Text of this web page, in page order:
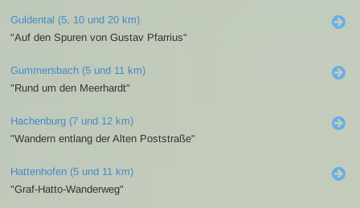
Guldental (5, 10 und 20 km)
"Auf den Spuren von Gustav Pfarrius"
Gummersbach (5 und 11 km)
"Rund um den Meerhardt"
Hachenburg (7 und 12 km)
"Wandern entlang der Alten Poststraße"
Hattenhofen (5 und 11 km)
"Graf-Hatto-Wanderweg"